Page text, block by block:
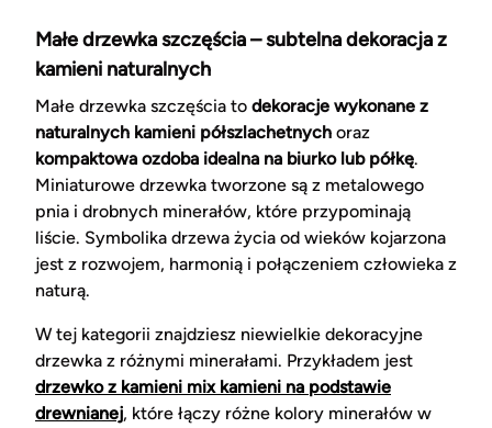
Małe drzewka szczęścia – subtelna dekoracja z
kamieni naturalnych
Małe drzewka szczęścia to dekoracje wykonane z
naturalnych kamieni półszlachetnych oraz
kompaktowa ozdoba idealna na biurko lub półkę.
Miniaturowe drzewka tworzone są z metalowego
pnia i drobnych minerałów, które przypominają
liście. Symbolika drzewa życia od wieków kojarzona
jest z rozwojem, harmonią i połączeniem człowieka z
naturą.
W tej kategorii znajdziesz niewielkie dekoracyjne
drzewka z różnymi minerałami. Przykładem jest
drzewko z kamieni mix kamieni na podstawie
drewnianej, które łączy różne kolory minerałów w